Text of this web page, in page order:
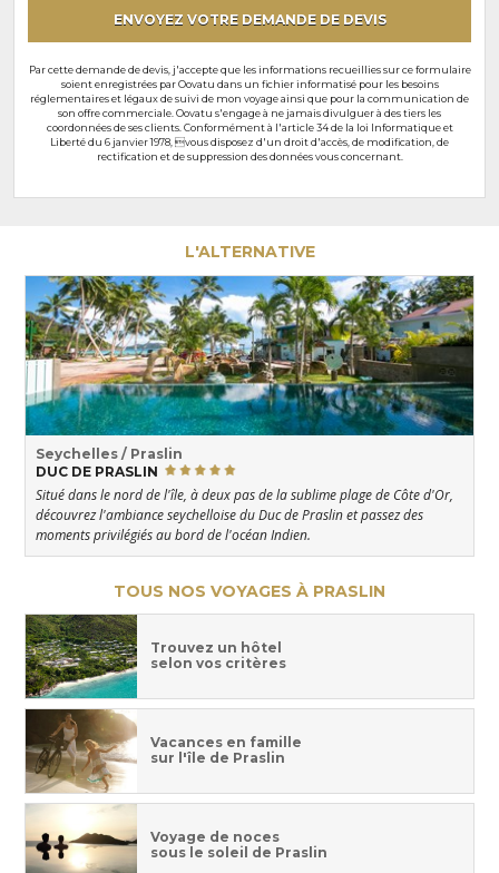
ENVOYEZ VOTRE DEMANDE DE DEVIS
Par cette demande de devis, j'accepte que les informations recueillies sur ce formulaire
soient enregistrées par Oovatu dans un fichier informatisé pour les besoins
réglementaires et légaux de suivi de mon voyage ainsi que pour la communication de
son offre commerciale. Oovatu s'engage à ne jamais divulguer à des tiers les
coordonnées de ses clients. Conformément à l'article 34 de la loi Informatique et
Liberté du 6 janvier 1978, vous disposez d'un droit d'accès, de modification, de
rectification et de suppression des données vous concernant.
L'ALTERNATIVE
Seychelles / Praslin
DUC DE PRASLIN
Situé dans le nord de l'île, à deux pas de la sublime plage de Côte d'Or,
découvrez l'ambiance seychelloise du Duc de Praslin et passez des
moments privilégiés au bord de l'océan Indien.
TOUS NOS VOYAGES À PRASLIN
Trouvez un hôtel
selon vos critères
Vacances en famille
sur l'île de Praslin
Voyage de noces
sous le soleil de Praslin